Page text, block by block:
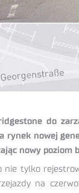
do
nowej
nowy poziom
nie tylko
na